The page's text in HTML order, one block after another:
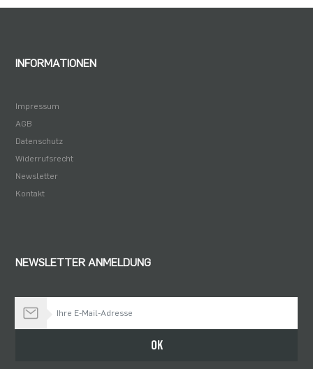
INFORMATIONEN
Impressum
AGB
Datenschutz
Widerrufsrecht
Newsletter
Kontakt
NEWSLETTER ANMELDUNG
OK